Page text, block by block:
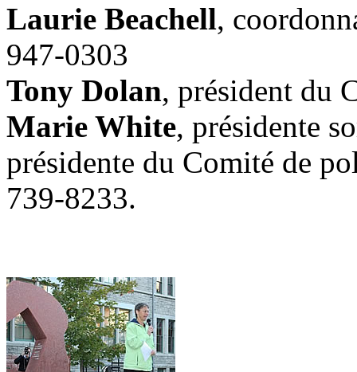
Laurie Beachell,
947-0303
Tony Dolan, président du
Marie White, présidente
présidente du Comité de
739-8233.